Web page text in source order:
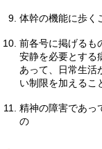
体幹の機能に歩く
前各号に掲げるも
安静を必要とする
あって、日常生活
い制限を加えるこ
精神の障害であっ
の